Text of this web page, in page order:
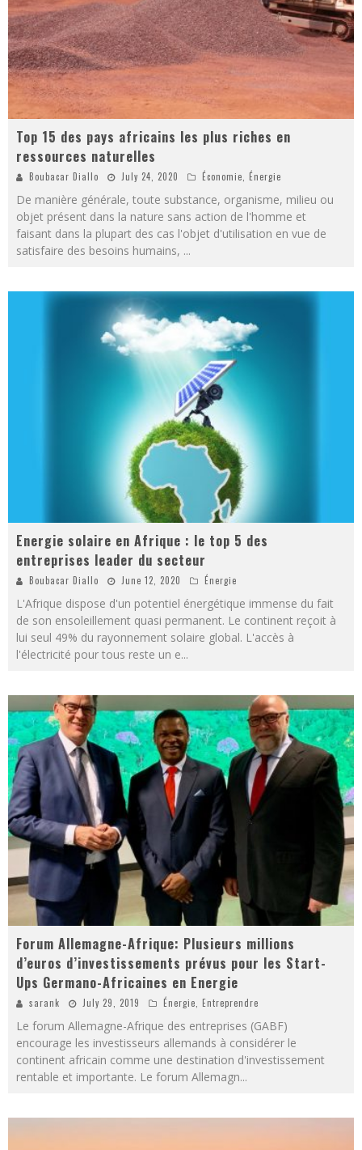
Top 15 des pays africains les plus riches en
ressources naturelles
Boubacar Diallo July 24, 2020 Économie, Énergie
De manière générale, toute substance, organisme, milieu ou
objet présent dans la nature sans action de l'homme et
faisant dans la plupart des cas l'objet d'utilisation en vue de
satisfaire des besoins humains, ...
Energie solaire en Afrique : le top 5 des
entreprises leader du secteur
Boubacar Diallo June 12, 2020 Énergie
L'Afrique dispose d'un potentiel énergétique immense du fait
de son ensoleillement quasi permanent. Le continent reçoit à
lui seul 49% du rayonnement solaire global. L'accès à
l'électricité pour tous reste un e...
Forum Allemagne-Afrique: Plusieurs millions
d’euros d’investissements prévus pour les Start-
Ups Germano-Africaines en Energie
sarank July 29, 2019 Énergie Entreprendre
Le forum Allemagne-Afrique des entreprises (GABF)
encourage les investisseurs allemands à considérer le
continent africain comme une destination d'investissement
rentable et importante. Le forum Allemagn...